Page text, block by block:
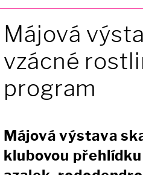
Májová
vzácné
program
Májová výstava
klubovou